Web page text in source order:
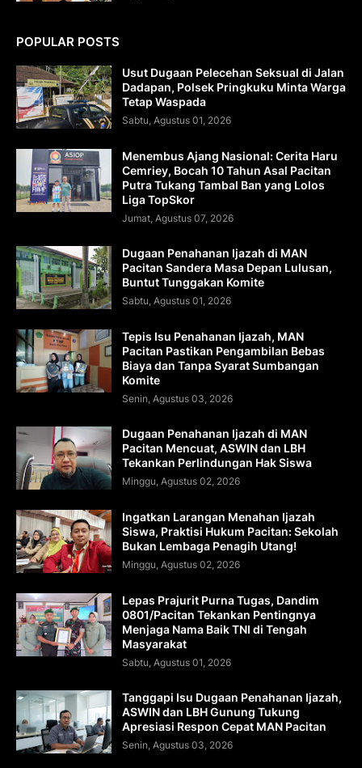
POPULAR POSTS
Usut Dugaan Pelecehan Seksual di Jalan
Dadapan, Polsek Pringkuku Minta Warga
Tetap Waspada
Sabtu, Agustus 01, 2026
Menembus Ajang Nasional: Cerita Haru
Cemriey, Bocah 10 Tahun Asal Pacitan
Putra Tukang Tambal Ban yang Lolos
Liga TopSkor
Jumat, Agustus 07, 2026
Dugaan Penahanan Ijazah di MAN
Pacitan Sandera Masa Depan Lulusan,
Buntut Tunggakan Komite
Sabtu, Agustus 01, 2026
Tepis Isu Penahanan Ijazah, MAN
Pacitan Pastikan Pengambilan Bebas
Biaya dan Tanpa Syarat Sumbangan
Komite
Senin, Agustus 03, 2026
Dugaan Penahanan Ijazah di MAN
Pacitan Mencuat, ASWIN dan LBH
Tekankan Perlindungan Hak Siswa
Minggu, Agustus 02, 2026
Ingatkan Larangan Menahan Ijazah
Siswa, Praktisi Hukum Pacitan: Sekolah
Bukan Lembaga Penagih Utang!
Minggu, Agustus 02, 2026
Lepas Prajurit Purna Tugas, Dandim
0801/Pacitan Tekankan Pentingnya
Menjaga Nama Baik TNI di Tengah
Masyarakat
Sabtu, Agustus 01, 2026
Tanggapi Isu Dugaan Penahanan Ijazah,
ASWIN dan LBH Gunung Tukung
Apresiasi Respon Cepat MAN Pacitan
Senin, Agustus 03, 2026